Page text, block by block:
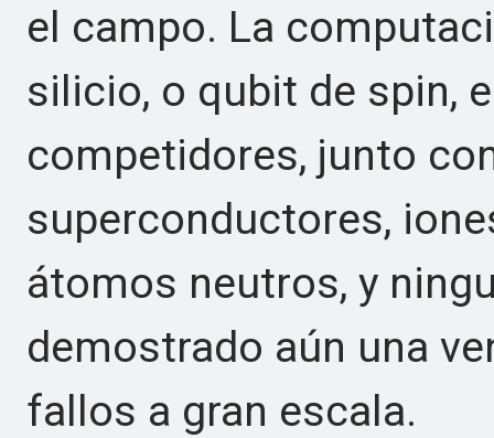
el campo. La
silicio, o qubit de spin,
competidores, junto
superconductores,
átomos neutros, y
demostrado aún una
fallos a gran escala.